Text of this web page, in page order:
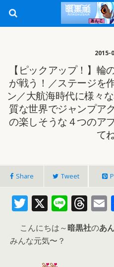
2015-
【ピックアップ！】輪
が戦う！／ステージを
ン／大航海時代に様々
質な世界でジャンプア
の楽しそうな４つのア
て
Share Tweet
T
w
itt
er
X Li
n
e
T
h
re
m
こんにちは～暗黒社のあ
みんな元気〜？